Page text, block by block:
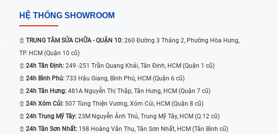
HỆ THỐNG SHOWROOM
TRUNG TÂM SỬA CHỮA - QUẬN 10: 260 Đường 3 Tháng 2, Phường Hòa Hưng,
TP. HCM (Quận 10 cũ)
24h Tân Định: 249 -251 Trần Quang Khải, Tân Định, HCM (Quận 1 cũ)
24h Bình Phú: 733 Hậu Giang, Bình Phú, HCM (Quận 6 cũ)
24h Tân Hưng: 481A Nguyễn Thị Thập, Tân Hưng, HCM (Quận 7 cũ)
24h Xóm Củi: 507 Tùng Thiện Vương, Xóm Củi, HCM (Quận 8 cũ)
24h Trung Mỹ Tây: 23M Nguyễn Ảnh Thủ, Trung Mỹ Tây, HCM (Q.12 cũ)
24h Tân Sơn Nhất: 198 Hoàng Văn Thụ, Tân Sơn Nhất, HCM (Tân Bình cũ)